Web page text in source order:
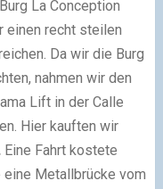
La Conception
einen recht steilen
Da wir die Burg
nahmen wir den
Lift in der Calle
Hier kauften wir
Eine Fahrt kostete
eine Metallbrücke vom